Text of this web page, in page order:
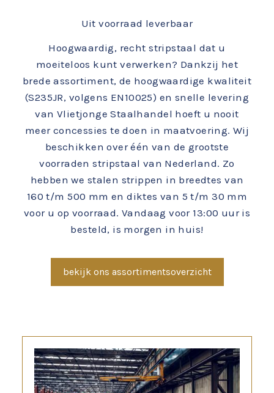
Uit voorraad leverbaar
Hoogwaardig, recht stripstaal dat u
moeiteloos kunt verwerken? Dankzij het
brede assortiment, de hoogwaardige kwaliteit
(S235JR, volgens EN10025) en snelle levering
van Vlietjonge Staalhandel hoeft u nooit
meer concessies te doen in maatvoering. Wij
beschikken over één van de grootste
voorraden stripstaal van Nederland. Zo
hebben we stalen strippen in breedtes van
160 t/m 500 mm en diktes van 5 t/m 30 mm
voor u op voorraad. Vandaag voor 13:00 uur is
besteld, is morgen in huis!
bekijk ons assortimentsoverzicht